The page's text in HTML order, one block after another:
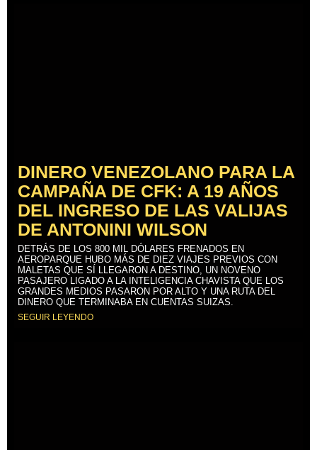
DINERO VENEZOLANO PARA LA
CAMPAÑA DE CFK: A 19 AÑOS
DEL INGRESO DE LAS VALIJAS
DE ANTONINI WILSON
DETRÁS DE LOS 800 MIL DÓLARES FRENADOS EN
AEROPARQUE HUBO MÁS DE DIEZ VIAJES PREVIOS CON
MALETAS QUE SÍ LLEGARON A DESTINO, UN NOVENO
PASAJERO LIGADO A LA INTELIGENCIA CHAVISTA QUE LOS
GRANDES MEDIOS PASARON POR ALTO Y UNA RUTA DEL
DINERO QUE TERMINABA EN CUENTAS SUIZAS.
SEGUIR LEYENDO